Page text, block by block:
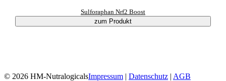
Sulforaphan Nrf2 Boost
zum Produkt
© 2026 HM-NutralogicalsImpressum | Datenschutz | AGB